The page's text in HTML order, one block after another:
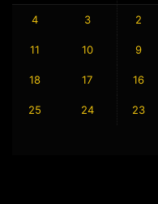
2
3
4
9
10
11
16
17
18
23
24
25